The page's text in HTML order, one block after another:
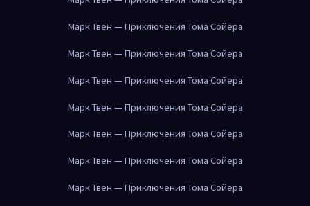
Марк Твен — Приключения Тома Сойера
Марк Твен — Приключения Тома Сойера
Марк Твен — Приключения Тома Сойера
Марк Твен — Приключения Тома Сойера
Марк Твен — Приключения Тома Сойера
Марк Твен — Приключения Тома Сойера
Марк Твен — Приключения Тома Сойера